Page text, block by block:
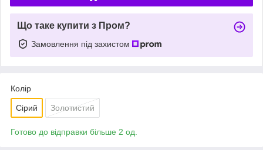
Що таке купити з Пром?
Замовлення під захистом
Колір
Сірий Золотистий
Готово до відправки більше 2 од.